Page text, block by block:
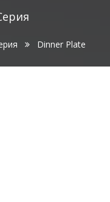
Dinner Plate